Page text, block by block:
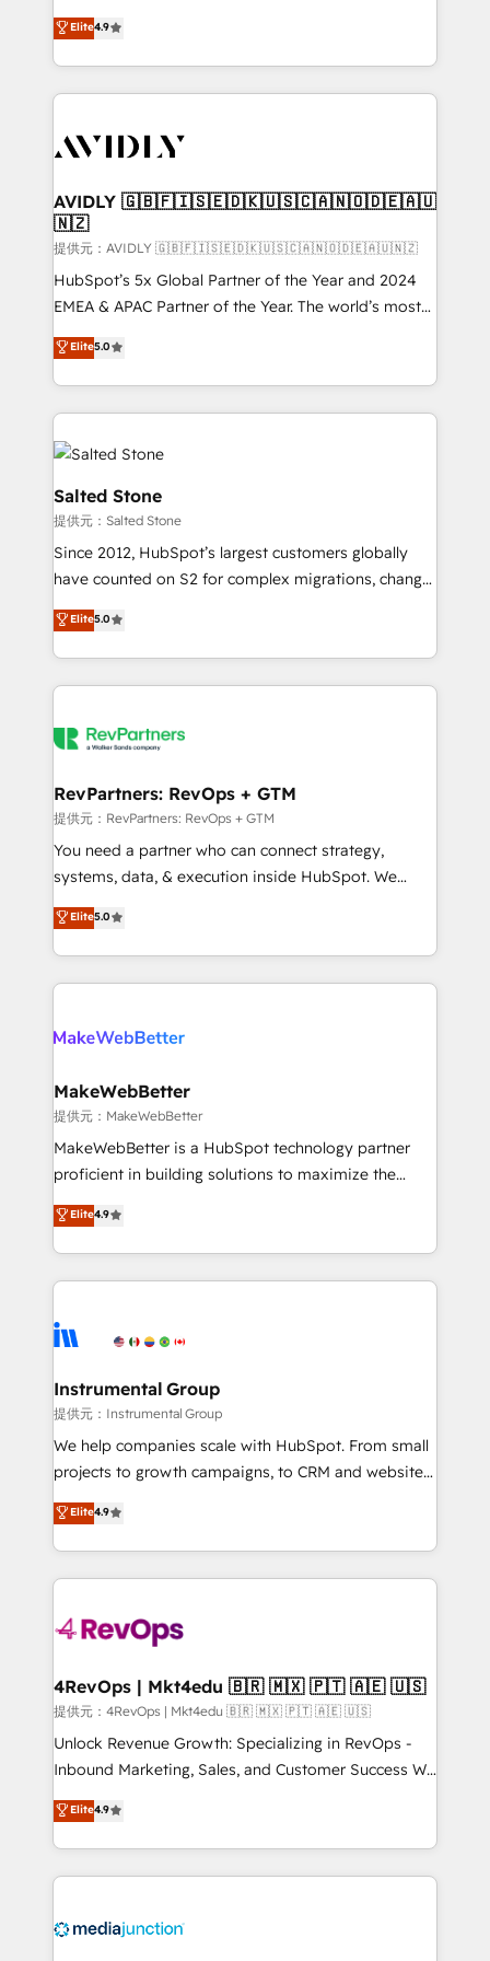
AI, & maximize AEO with tailored AI services. 🧩
Integrations: Extend HubSpot with custom
North America. Avec plus de 115 experts en
marketing automation, Growth, Revops, CRM et
webdesign. Markentive is both a consulting firm, a
digital agency and an integrator. With over 115
CRM and webdesign (We focus on EMEA - USA
Elite4.9
AVIDLY 🇬🇧🇫🇮🇸🇪🇩🇰🇺🇸🇨🇦🇳🇴🇩🇪🇦🇺
🇳🇿
提供元：AVIDLY 🇬🇧🇫🇮🇸🇪🇩🇰🇺🇸🇨🇦🇳🇴🇩🇪🇦🇺🇳🇿
HubSpot’s 5x Global Partner of the Year and 2024
EMEA & APAC Partner of the Year. The world’s most
experienced and fully accredited HubSpot Solutions
Partner. 🚀 With 2,750+ HubSpot projects delivered
and 370+ specialists across EMEA, APAC and NAM,
we de-risk complex CRM programmes and
accelerate ROI across every HubSpot Hub. 🧭 From
multi-region migrations to AI-powered automation,
we turn complexity into clarity, human at global
scale. 🏆 HubSpot’s CEO called us “the partner of the
future.” Others agree it is proof of trust built through
measurable impact.
Elite5.0
Salted Stone
提供元：Salted Stone
Since 2012, HubSpot’s largest customers globally
have counted on S2 for complex migrations, change
management, systems integration, and creative
solutions that deliver measurable impact and
transform brand experiences As one of the few full-
service creative agencies in the HubSpot
winning design to build scalable, globally
marketing campaigns, & RevOps frameworks that
fuel long-term success We connect the entire
customer lifecycle through seamless integrations,
ensure long-term adoption with change-
and service to drive sustainable growth With 6 key
HubSpot accreditations and experience across
Elite5.0
RevPartners: RevOps + GTM
提供元：RevPartners: RevOps + GTM
You need a partner who can connect strategy,
systems, data, & execution inside HubSpot. We
bridge the gap where most agencies fall short by
combining GTM strategy with technical execution to
solve the right problem with the right solution. As the
only firm in the world to hold Elite Partner
clients gain a unique advantage in CRM architecture,
market execution. Why B2B Businesses Choose RP: -
Secure: Soc2 compliant 🛡️ - Pricing: Implementations
starting at $1,5k 💵 - Speed: Launch in 14 days ⚡ -
Global: 75+ RPers across five continents 🌐 - Scale:
HubSpot Partner 🪴 - Sales Hub: More
implementations than any other Partner 💻 -
agency for an Ops problem. Don't hire a technical
agency for a growth problem. Hire a partner built to
Elite5.0
MakeWebBetter
提供元：MakeWebBetter
MakeWebBetter is a HubSpot technology partner
proficient in building solutions to maximize the
operational efficiency of HubSpot. The fastest-
growing tech-enabler & facilitator, MakeWebBetter,
hands you the blend of HubSpot expertise &
eminent solutions & integrations. Trust us to
Elite Partners with 10+ years of HubSpot experience
Premier Partner 2023 🌟5 HubSpot Accreditations 🌟
Won HubSpot Theme Challenge 2021 🌟INBOUND’19
HubSpot Rising Star Why us? Harnessing the full
potential of the powerful HubSpot CRM. ✔️A team of
HubSpot experience ✔️Flexible pricing models —
Hourly-fee (assigned one Dedicated HubSpot
requirement). ✔️Helped over 25,000+ customers so
far with our HubSpot solutions. ✔️Bespoke apps &
on-demand bundle services. Connect with us today!
Elite4.9
Instrumental Group
提供元：Instrumental Group
We help companies scale with HubSpot. From small
projects to growth campaigns, to CRM and websites.
Hire an agency that's experienced in every inch of
HubSpot and willing to work hand-in-hand with your
team to simplify the complex and build a better
experience for your team and customers.
Elite4.9
4RevOps | Mkt4edu 🇧🇷 🇲🇽 🇵🇹 🇦🇪 🇺🇸
提供元：4RevOps | Mkt4edu 🇧🇷 🇲🇽 🇵🇹 🇦🇪 🇺🇸
Unlock Revenue Growth: Specializing in RevOps -
Inbound Marketing, Sales, and Customer Success We
specialize in driving revenue growth for companies
across industries through tailored marketing, sales,
and customer success strategies, utilizing RevOps
methodologies. As Latin America's largest HubSpot
offer unparalleled insights. Operating in five
Elite4.9